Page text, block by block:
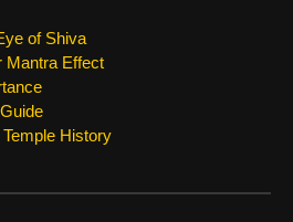
of Shiva
Mantra Effect
History